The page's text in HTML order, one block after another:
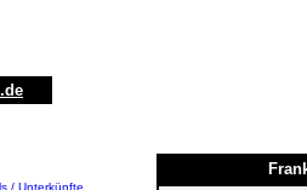
/ Unterkünfte